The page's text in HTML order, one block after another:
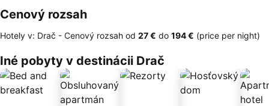
Cenový rozsah
Hotely v: Drač - Cenový rozsah od ‎27 € do ‎194 € (price per night)
Iné pobyty v destinácii Drač